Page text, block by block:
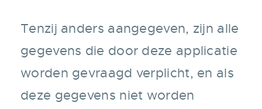
Tenzij anders aangegeven, zijn alle
gegevens die door deze applicatie
worden gevraagd verplicht, en als
deze gegevens niet worden